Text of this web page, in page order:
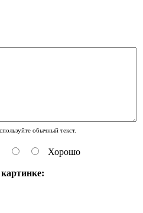
обычный текст.
Хорошо